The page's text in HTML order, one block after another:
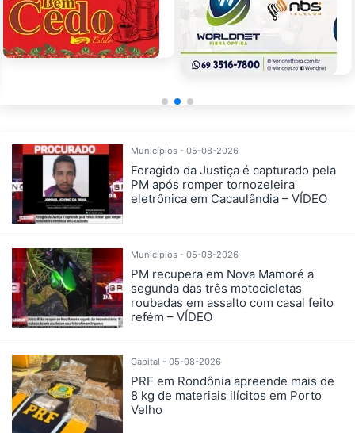
Municípios - 05-08-2026
Foragido da Justiça é capturado pela
PM após romper tornozeleira
eletrônica em Cacaulândia – VÍDEO
Municípios - 05-08-2026
PM recupera em Nova Mamoré a
segunda das três motocicletas
roubadas em assalto com casal feito
refém – VÍDEO
Capital - 05-08-2026
PRF em Rondônia apreende mais de
8 kg de materiais ilícitos em Porto
Velho